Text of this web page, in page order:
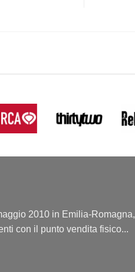
2010 in Emilia-Romagna,
con il punto vendita fisico...